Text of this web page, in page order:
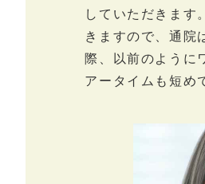
していただきます
きますので、通院
際、以前のように
アータイムも短め